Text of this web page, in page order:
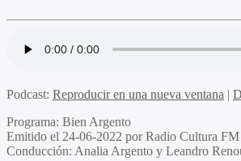
Podcast: Reproducir en una nueva ventana |
Programa: Bien Argento
Emitido el 24-06-2022 por Radio Cultura
Conducción: Analia Argento y Leandro